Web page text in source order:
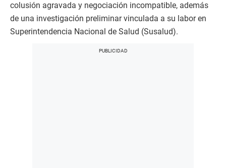
colusión agravada y negociación incompatible, además
de una investigación preliminar vinculada a su labor en
Superintendencia Nacional de Salud (Susalud).